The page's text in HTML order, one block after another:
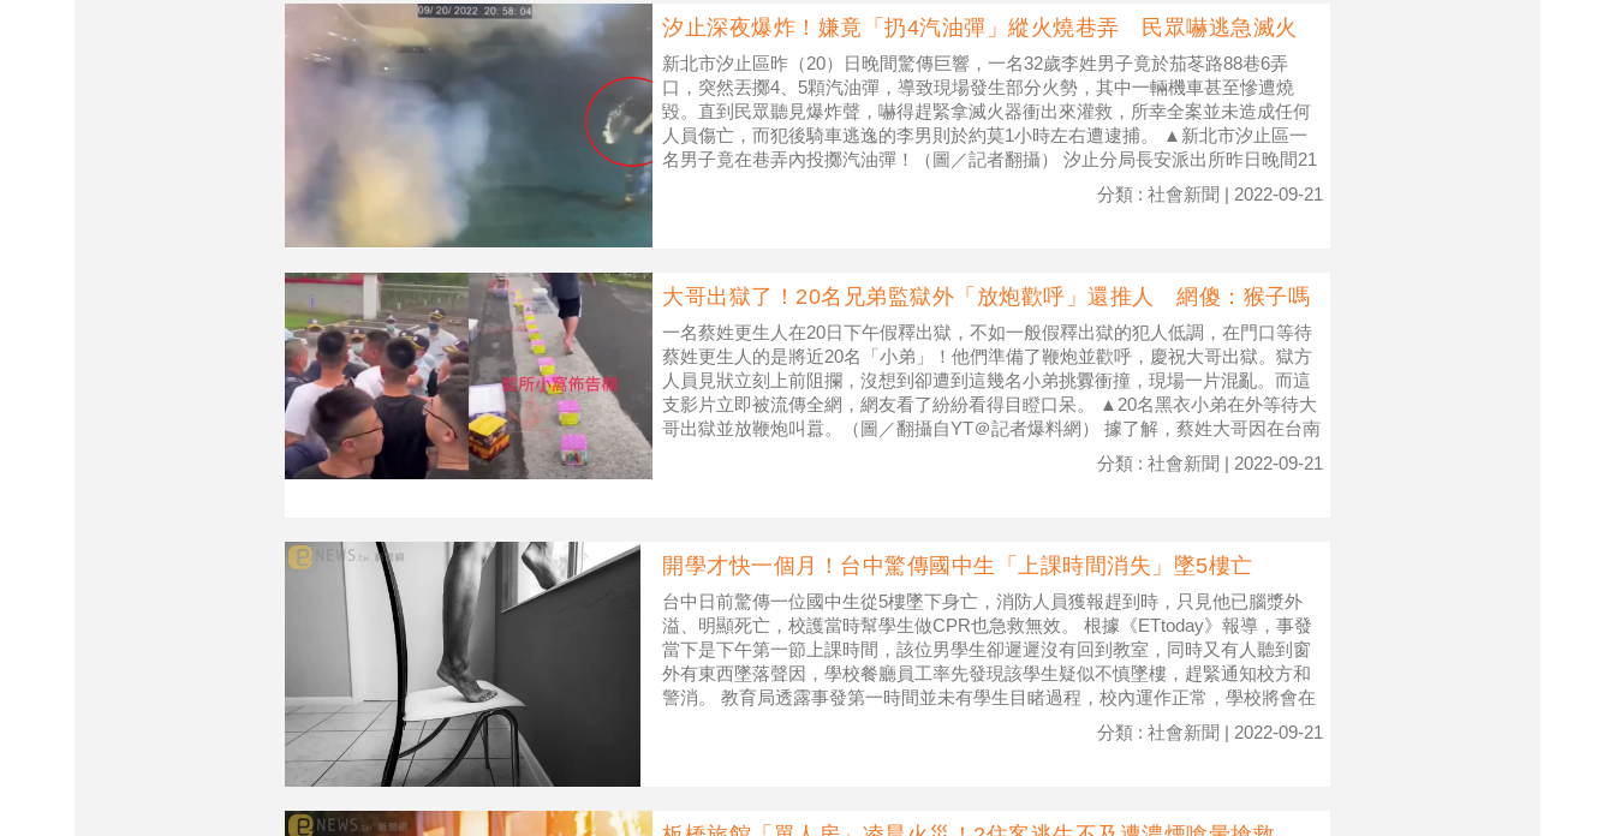
汐止深夜爆炸！嫌竟「扔4汽油彈」縱火燒巷弄 民眾嚇逃急滅火
新北市汐止區昨（20）日晚間驚傳巨響，一名32歲李姓男子竟於茄苳路88巷6弄
口，突然丟擲4、5顆汽油彈，導致現場發生部分火勢，其中一輛機車甚至慘遭燒
毀。直到民眾聽見爆炸聲，嚇得趕緊拿滅火器衝出來灌救，所幸全案並未造成任何
人員傷亡，而犯後騎車逃逸的李男則於約莫1小時左右遭逮捕。 ▲新北市汐止區一
名男子竟在巷弄內投擲汽油彈！（圖／記者翻攝） 汐止分局長安派出所昨日晚間21
分類 : 社會新聞 | 2022-09-21
大哥出獄了！20名兄弟監獄外「放炮歡呼」還推人 網傻：猴子嗎
一名蔡姓更生人在20日下午假釋出獄，不如一般假釋出獄的犯人低調，在門口等待
蔡姓更生人的是將近20名「小弟」！他們準備了鞭炮並歡呼，慶祝大哥出獄。獄方
人員見狀立刻上前阻攔，沒想到卻遭到這幾名小弟挑釁衝撞，現場一片混亂。而這
支影片立即被流傳全網，網友看了紛紛看得目瞪口呆。 ▲20名黑衣小弟在外等待大
哥出獄並放鞭炮叫囂。（圖／翻攝自YT＠記者爆料網） 據了解，蔡姓大哥因在台南
分類 : 社會新聞 | 2022-09-21
開學才快一個月！台中驚傳國中生「上課時間消失」墜5樓亡
台中日前驚傳一位國中生從5樓墜下身亡，消防人員獲報趕到時，只見他已腦漿外
溢、明顯死亡，校護當時幫學生做CPR也急救無效。 根據《ETtoday》報導，事發
當下是下午第一節上課時間，該位男學生卻遲遲沒有回到教室，同時又有人聽到窗
外有東西墜落聲因，學校餐廳員工率先發現該學生疑似不慎墜樓，趕緊通知校方和
警消。 教育局透露事發第一時間並未有學生目睹過程，校內運作正常，學校將會在
分類 : 社會新聞 | 2022-09-21